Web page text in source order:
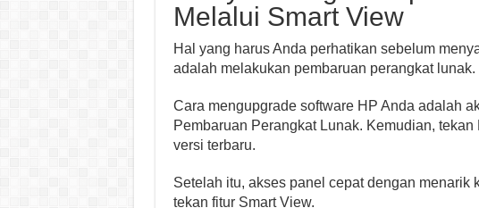
Melalui Smart View
Hal yang harus Anda perhatikan sebelum
adalah melakukan pembaruan perangkat lunak.
Cara mengupgrade software HP Anda adalah
Pembaruan Perangkat Lunak. Kemudian,
versi terbaru.
Setelah itu, akses panel cepat dengan menarik
tekan fitur Smart View.